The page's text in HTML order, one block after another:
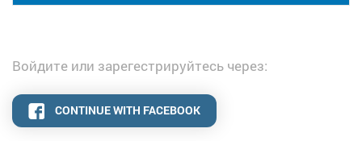
Войдите или зарегестрируйтесь через:
CONTINUE WITH FACEBOOK